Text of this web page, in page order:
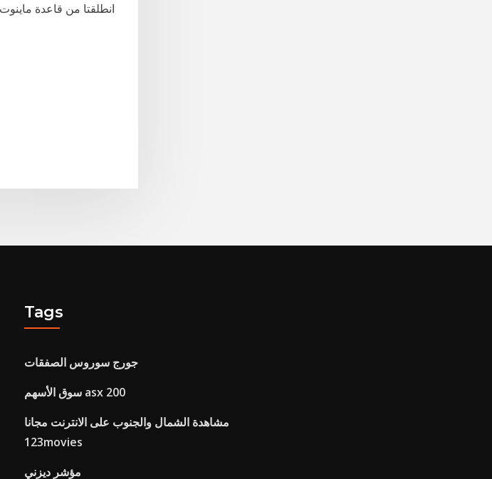
Tags
جورج سوروس الصفقات
سوق الأسهم asx 200
مشاهدة الشمال والجنوب على الانترنت مجانا
123movies
مؤشر ديزني